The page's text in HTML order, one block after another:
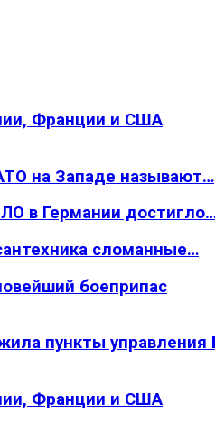
Франции и США
на Западе называют…
в Германии
сломанные…
боеприпас
пункты
Франции и США